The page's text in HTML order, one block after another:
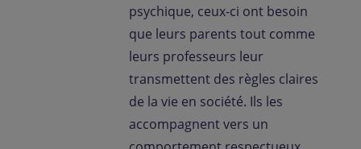
psychique, ceux-ci ont besoin
que leurs parents tout comme
leurs professeurs leur
transmettent des règles claires
de la vie en société. Ils les
accompagnent vers un